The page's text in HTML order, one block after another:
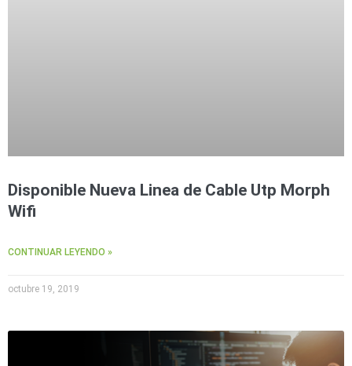
Disponible Nueva Linea de Cable Utp Morph
Wifi
CONTINUAR LEYENDO »
octubre 19, 2019